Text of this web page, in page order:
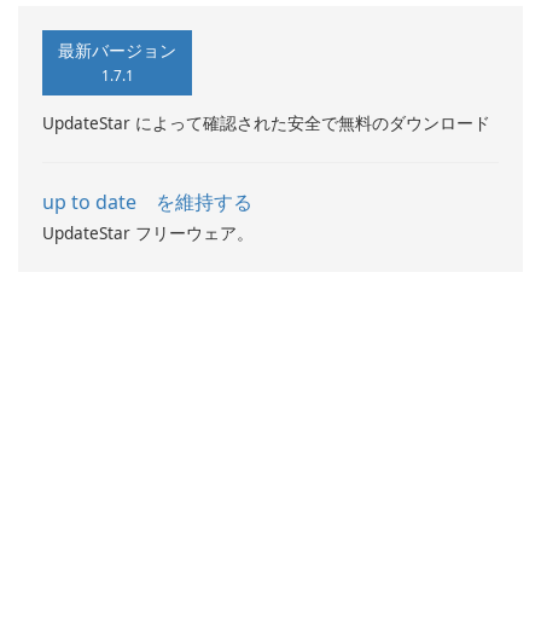
最新バージョン
1.7.1
UpdateStar によって確認された安全で無料のダウンロード
up to date を維持する
UpdateStar フリーウェア。